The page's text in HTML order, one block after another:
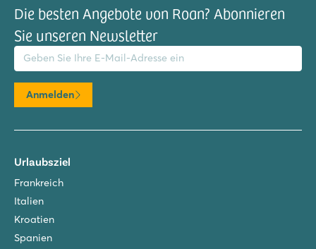
Die besten Angebote von Roan? Abonnieren
Sie unseren Newsletter
Adresse
Anmelden
Urlaubsziel
Frankreich
Italien
Kroatien
Spanien